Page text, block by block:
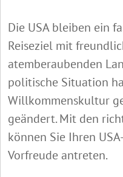
Die USA bleiben ein
Reiseziel mit
atemberaubenden
politische Situation
Willkommenskultur
geändert. Mit den
können Sie Ihren
Vorfreude antreten.